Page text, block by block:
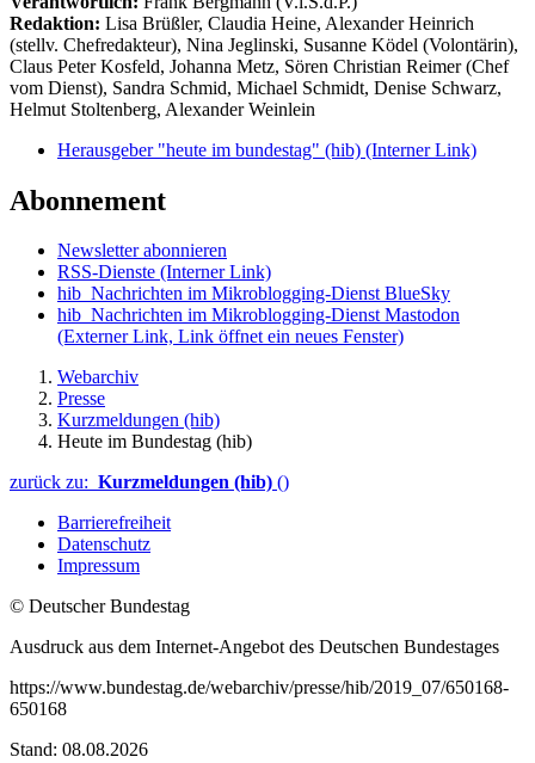
Redaktion: Lisa Brüßler, Claudia Heine, Alexander Heinrich
(stellv. Chefredakteur), Nina Jeglinski, Susanne Ködel (Volontärin),
Claus Peter Kosfeld, Johanna Metz, Sören Christian Reimer (Chef
vom Dienst), Sandra Schmid, Michael Schmidt, Denise Schwarz,
Helmut Stoltenberg, Alexander Weinlein
Herausgeber "heute im bundestag" (hib) (Interner Link)
Abonnement
Newsletter abonnieren
RSS-Dienste (Interner Link)
hib_Nachrichten im Mikroblogging-Dienst BlueSky
hib_Nachrichten im Mikroblogging-Dienst Mastodon
(Externer Link, Link öffnet ein neues Fenster)
Webarchiv
Presse
Kurzmeldungen (hib)
Heute im Bundestag (hib)
zurück zu: Kurzmeldungen (hib) ()
Barrierefreiheit
Datenschutz
Impressum
© Deutscher Bundestag
Ausdruck aus dem Internet-Angebot des Deutschen Bundestages
https://www.bundestag.de/webarchiv/presse/hib/2019_07/650168-
650168
Stand: 08.08.2026